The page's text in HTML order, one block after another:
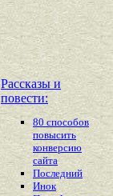
Рассказы и
повести:
80 способов
повысить
конверсию
сайта
Последний
Инок